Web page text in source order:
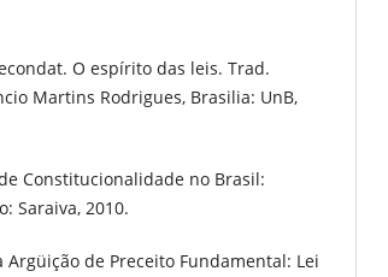
O espírito das leis. Trad.
Martins Rodrigues, Brasilia: UnB,
Constitucionalidade no Brasil:
Saraiva, 2010.
Argüição de Preceito Fundamental: Lei